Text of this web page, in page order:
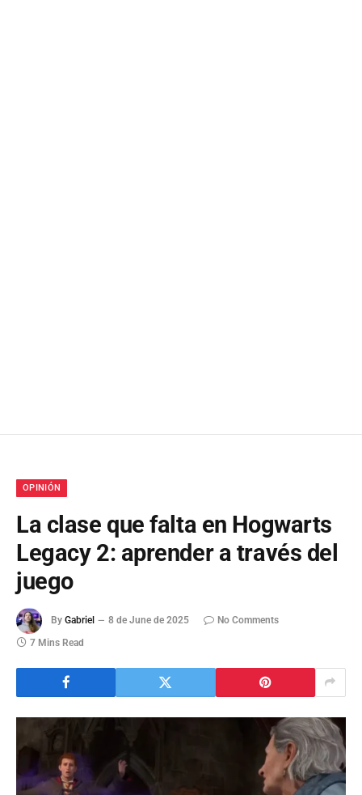
OPINIÓN
La clase que falta en Hogwarts
Legacy 2: aprender a través del
juego
By Gabriel 8 de June de 2025
No Comments
7 Mins Read